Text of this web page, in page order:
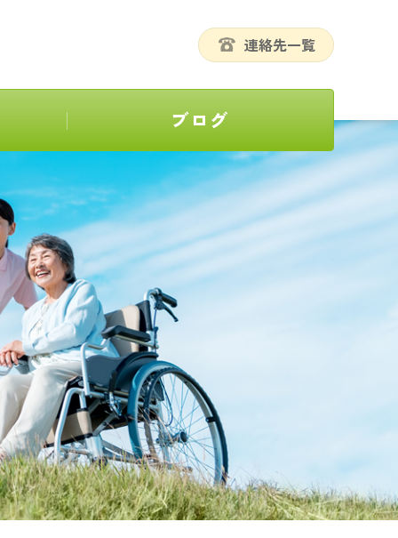
連絡先一覧
ブログ